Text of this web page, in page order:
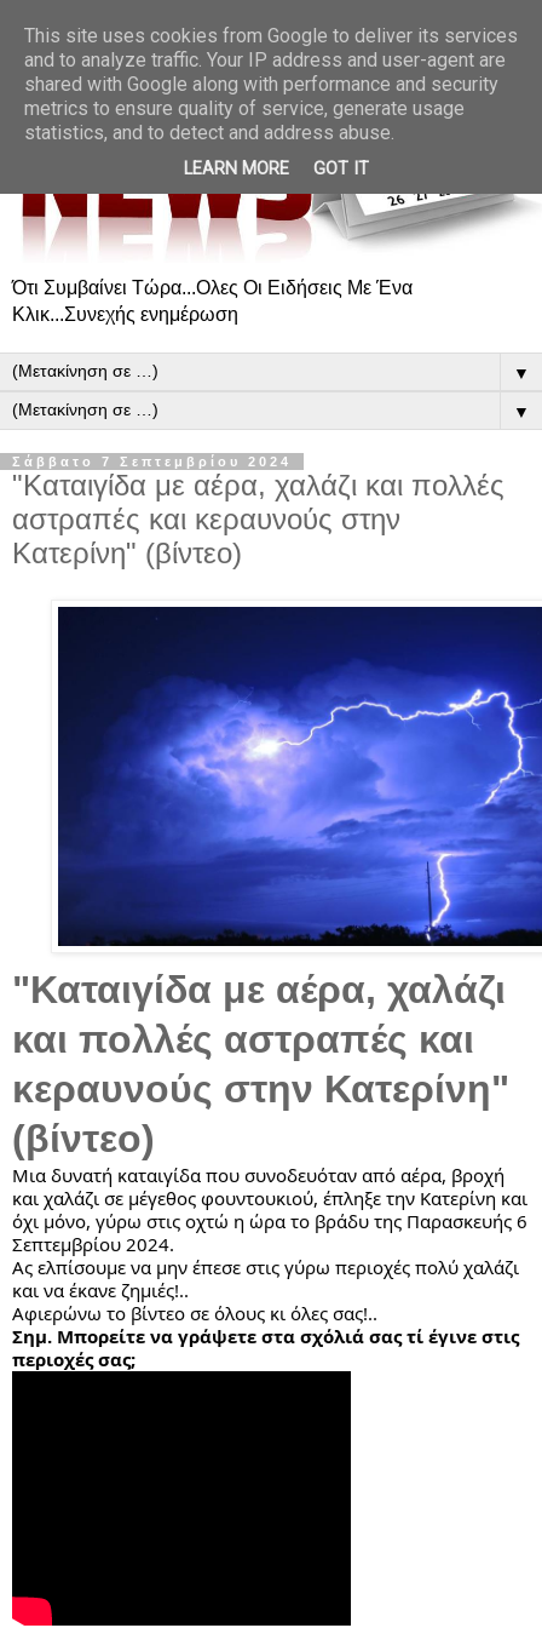
Ότι Συμβαίνει Τώρα...Ολες Οι Ειδήσεις Με Ένα
Κλικ...Συνεχής ενημέρωση
▼
▼
Σάββατο 7 Σεπτεμβρίου 2024
"Καταιγίδα με αέρα, χαλάζι και πολλές
αστραπές και κεραυνούς στην
Κατερίνη" (βίντεο)
"Καταιγίδα με αέρα, χαλάζι
και πολλές αστραπές και
κεραυνούς στην Κατερίνη"
(βίντεο)
Μια δυνατή καταιγίδα που συνοδευόταν από αέρα, βροχή
και χαλάζι σε μέγεθος φουντουκιού, έπληξε την Κατερίνη και
όχι μόνο, γύρω στις οχτώ η ώρα το βράδυ της Παρασκευής 6
Σεπτεμβρίου 2024.
Ας ελπίσουμε να μην έπεσε στις γύρω περιοχές πολύ χαλάζι
και να έκανε ζημιές!..
Αφιερώνω το βίντεο σε όλους κι όλες σας!..
Σημ. Μπορείτε να γράψετε στα σχόλιά σας τί έγινε στις
περιοχές σας;
This site uses cookies from Google to deliver its services
and to analyze traffic. Your IP address and user-agent are
shared with Google along with performance and security
metrics to ensure quality of service, generate usage
statistics, and to detect and address abuse.
LEARN MORE GOT IT